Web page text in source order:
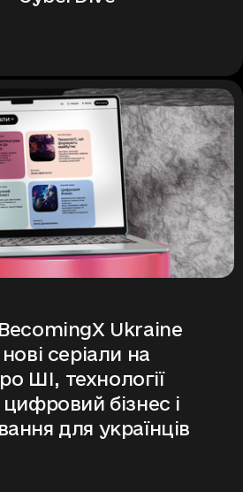
Ukraine
серіали на
ШІ, технології
бізнес і
для українців